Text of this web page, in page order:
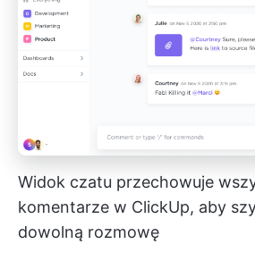
Widok czatu przechowuje
komentarze w ClickUp, aby
dowolną rozmowę